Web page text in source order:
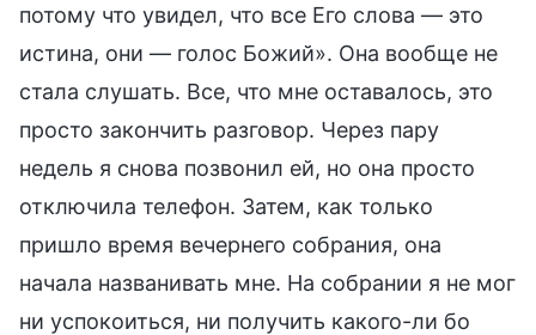
потому что увидел, что все Его слова — это
истина, они — голос Божий». Она вообще не
стала слушать. Все, что мне оставалось, это
просто закончить разговор. Через пару
недель я снова позвонил ей, но она просто
отключила телефон. Затем, как только
пришло время вечернего собрания, она
начала названивать мне. На собрании я не мог
ни успокоиться, ни получить какого-ли бо